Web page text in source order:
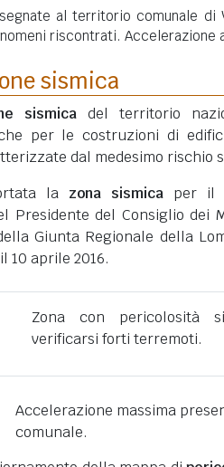
al territorio comunale
riscontrati. Accelerazione
sismica
sismica del territorio
per le costruzioni di
dal medesimo rischio
la zona sismica per il
Presidente del Consiglio dei
Giunta Regionale della
10 aprile 2016.
Zona con pericolosità
verificarsi forti terremoti.
Accelerazione massima
comunale.